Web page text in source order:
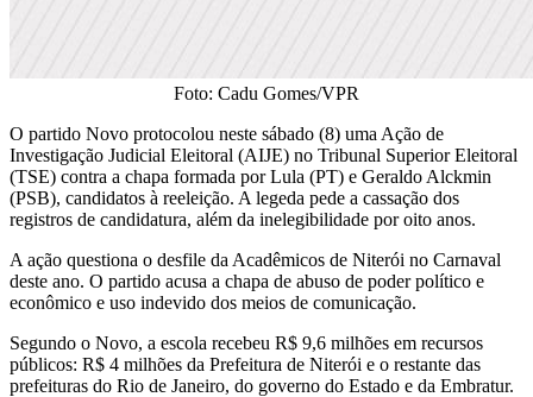
Foto: Cadu Gomes/VPR
O partido Novo protocolou neste sábado (8) uma Ação de
Investigação Judicial Eleitoral (AIJE) no Tribunal Superior Eleitoral
(TSE) contra a chapa formada por Lula (PT) e Geraldo Alckmin
(PSB), candidatos à reeleição. A legeda pede a cassação dos
registros de candidatura, além da inelegibilidade por oito anos.
A ação questiona o desfile da Acadêmicos de Niterói no Carnaval
deste ano. O partido acusa a chapa de abuso de poder político e
econômico e uso indevido dos meios de comunicação.
Segundo o Novo, a escola recebeu R$ 9,6 milhões em recursos
públicos: R$ 4 milhões da Prefeitura de Niterói e o restante das
prefeituras do Rio de Janeiro, do governo do Estado e da Embratur.